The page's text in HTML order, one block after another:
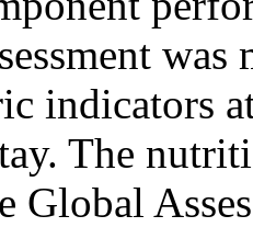
was
indicators
The
Global